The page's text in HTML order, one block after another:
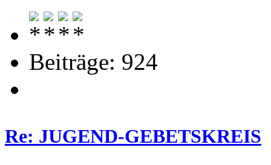
Beiträge: 924
Re: JUGEND-GEBETSKREIS